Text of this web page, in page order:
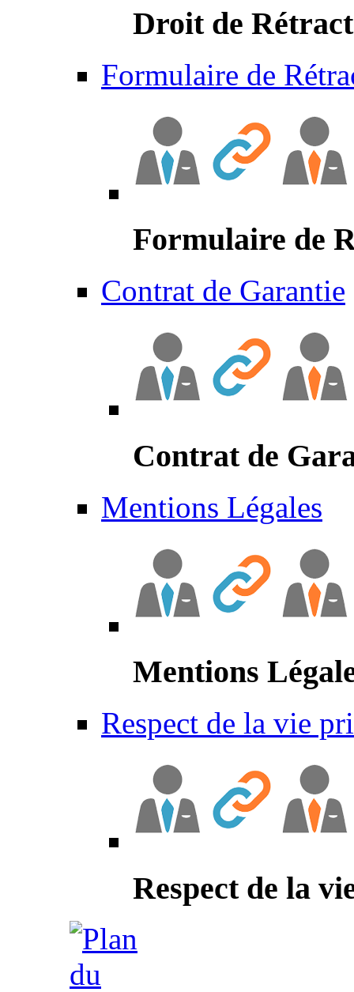
Droit de
Formulaire de
Formulaire de
Contrat de Garantie
Contrat de
Mentions Légales
Mentions
Respect de la vie
Respect de la